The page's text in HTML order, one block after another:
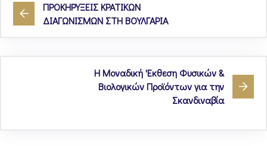
ΠΡΟΚΗΡΥΞΕΙΣ ΚΡΑΤΙΚΩΝ
ΔΙΑΓΩΝΙΣΜΩΝ ΣΤΗ ΒΟΥΛΓΑΡΙΑ
Η Μοναδική 'Εκθεση Φυσικών &
Βιολογικών Προϊόντων για την
Σκανδιναβία